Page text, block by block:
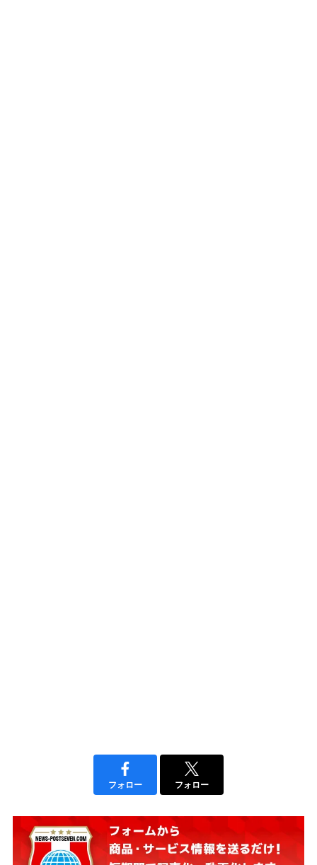
フォロー フォロー